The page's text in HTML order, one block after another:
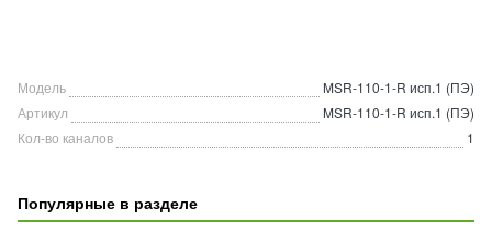
Модель
MSR-110-1-R исп.1 (ПЭ)
Артикул
MSR-110-1-R исп.1 (ПЭ)
Кол-во каналов
1
Популярные в разделе